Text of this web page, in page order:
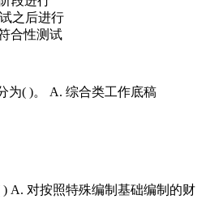
之后进行
合性测试
为( )。 A. 综合类工作底稿
A. 对按照特殊编制基础编制的财